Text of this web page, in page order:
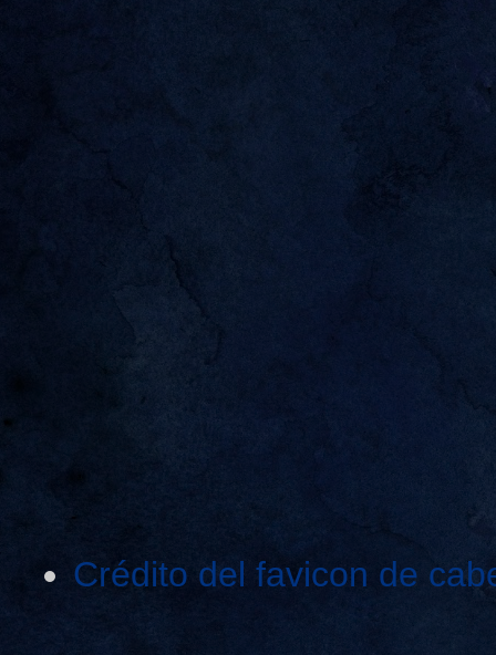
Crédito del favicon de